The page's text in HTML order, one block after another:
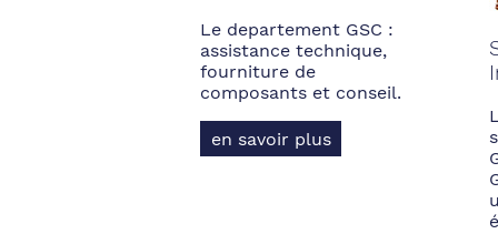
Le departement GSC :
assistance technique,
fourniture de
composants et conseil.
en savoir plus